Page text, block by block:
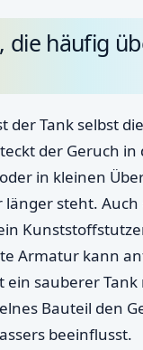
die häufig
der Tank selbst
der Geruch
in kleinen
länger steht.
Armatur kann
ein sauberer
Bauteil den
beeinflusst.